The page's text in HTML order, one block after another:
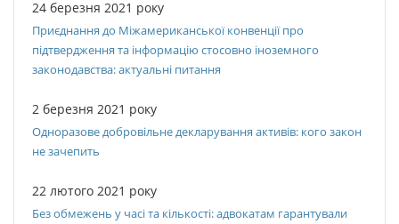
24 березня 2021 року
Приєднання до Міжамериканської конвенції про
підтвердження та інформацію стосовно іноземного
законодавства: актуальні питання
2 березня 2021 року
Одноразове добровільне декларування активів: кого закон
не зачепить
22 лютого 2021 року
Без обмежень у часі та кількості: адвокатам гарантували